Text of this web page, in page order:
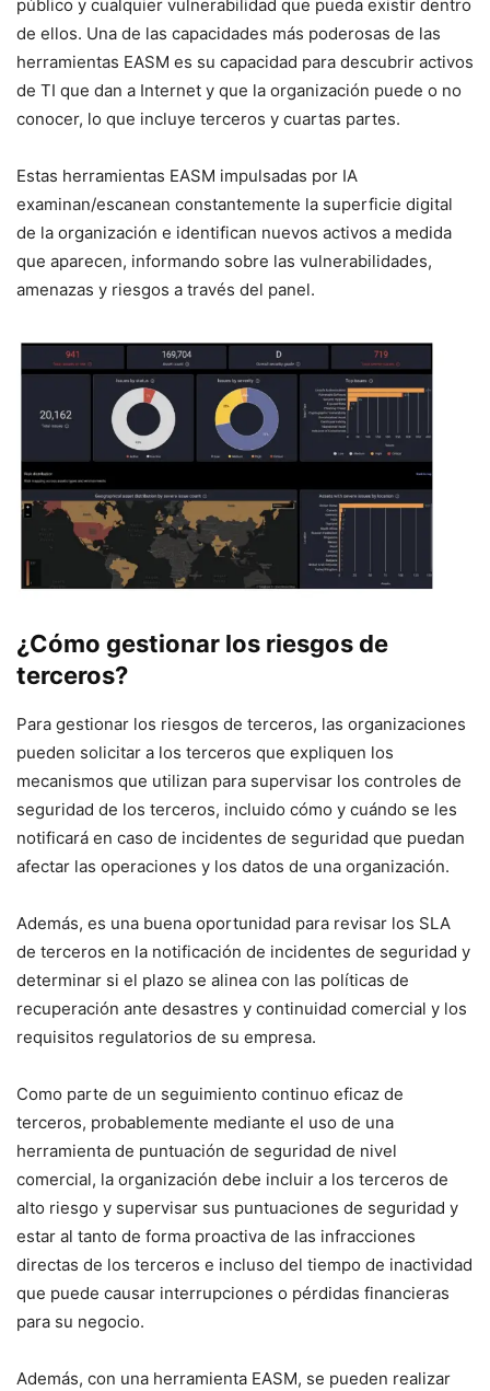
público y cualquier vulnerabilidad que pueda existir dentro
de ellos. Una de las capacidades más poderosas de las
herramientas EASM es su capacidad para descubrir activos
de TI que dan a Internet y que la organización puede o no
conocer, lo que incluye terceros y cuartas partes.
Estas herramientas EASM impulsadas por IA
examinan/escanean constantemente la superficie digital
de la organización e identifican nuevos activos a medida
que aparecen, informando sobre las vulnerabilidades,
amenazas y riesgos a través del panel.
¿Cómo gestionar los riesgos de
terceros?
Para gestionar los riesgos de terceros, las organizaciones
pueden solicitar a los terceros que expliquen los
mecanismos que utilizan para supervisar los controles de
seguridad de los terceros, incluido cómo y cuándo se les
notificará en caso de incidentes de seguridad que puedan
afectar las operaciones y los datos de una organización.
Además, es una buena oportunidad para revisar los SLA
de terceros en la notificación de incidentes de seguridad y
determinar si el plazo se alinea con las políticas de
recuperación ante desastres y continuidad comercial y los
requisitos regulatorios de su empresa.
Como parte de un seguimiento continuo eficaz de
terceros, probablemente mediante el uso de una
herramienta de puntuación de seguridad de nivel
comercial, la organización debe incluir a los terceros de
alto riesgo y supervisar sus puntuaciones de seguridad y
estar al tanto de forma proactiva de las infracciones
directas de los terceros e incluso del tiempo de inactividad
que puede causar interrupciones o pérdidas financieras
para su negocio.
Además, con una herramienta EASM, se pueden realizar